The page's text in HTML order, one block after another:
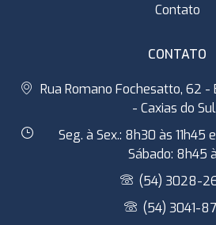
Contato
CONTATO
Rua Romano Fochesatto, 62 -
- Caxias do
Seg. à Sex.: 8h30 às 11h45
Sábado: 8h45
(54) 3028-
(54) 3041-